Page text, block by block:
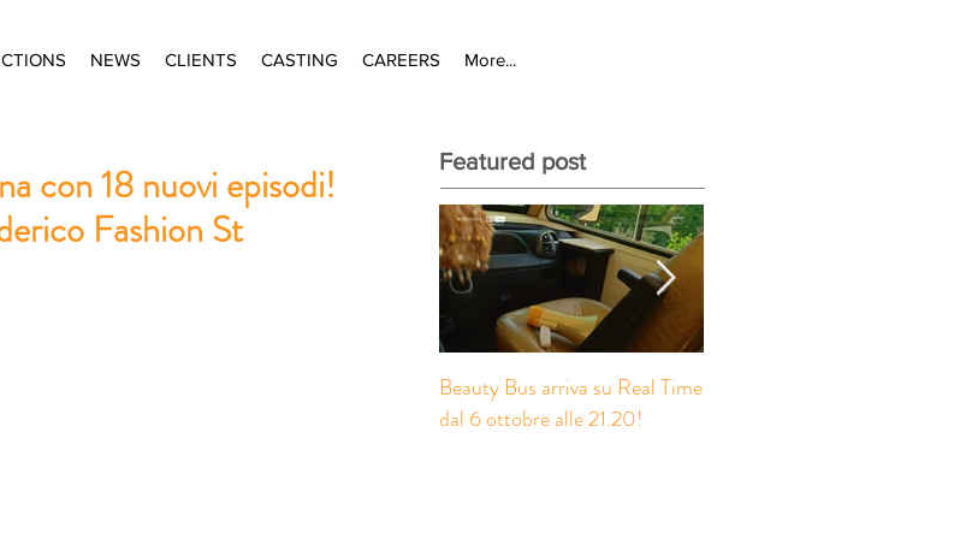
NEWS CLIENTS CASTING CAREERS More...
con 18 nuovi episodi!
Fashion St
Featured post
Beauty Bus arriva su Real Time
dal 6 ottobre alle 21.20!